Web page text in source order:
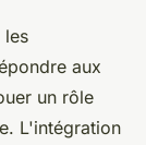
les
aux
un rôle
L'intégration